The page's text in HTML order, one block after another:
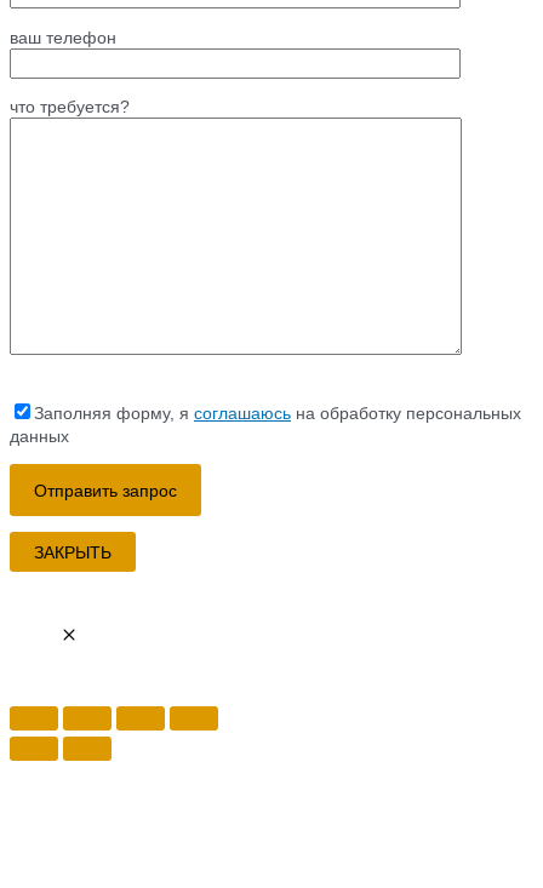
ваш телефон
что требуется?
Заполняя форму, я соглашаюсь на обработку персональных
данных
ЗАКРЫТЬ